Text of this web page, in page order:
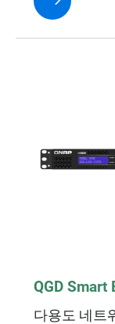
QGD Smart
다용도 네트